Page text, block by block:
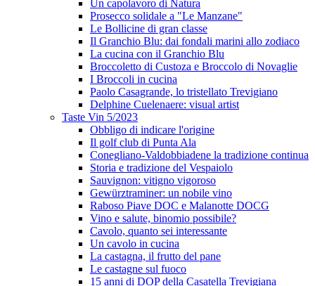
Un capolavoro di Natura
Prosecco solidale a "Le Manzane"
Le Bollicine di gran classe
Il Granchio Blu: dai fondali marini allo zodiaco
La cucina con il Granchio Blu
Broccoletto di Custoza e Broccolo di Novaglie
I Broccoli in cucina
Paolo Casagrande, lo tristellato Trevigiano
Delphine Cuelenaere: visual artist
Taste Vin 5/2023
Obbligo di indicare l'origine
Il golf club di Punta Ala
Conegliano-Valdobbiadene la tradizione continua
Storia e tradizione del Vespaiolo
Sauvignon: vitigno vigoroso
Gewürztraminer: un nobile vino
Raboso Piave DOC e Malanotte DOCG
Vino e salute, binomio possibile?
Cavolo, quanto sei interessante
Un cavolo in cucina
La castagna, il frutto del pane
Le castagne sul fuoco
15 anni di DOP della Casatella Trevigiana